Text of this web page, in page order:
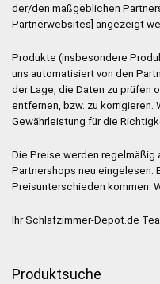
der/den maßgeblichen
Partnerwebsites] angezeigt
Produkte (insbesondere
uns automatisiert von den
der Lage, die Daten zu prüfen
entfernen, bzw. zu korrigieren.
Gewährleistung für die
Die Preise werden regelmäßig
Partnershops neu eingelesen.
Preisunterschieden kommen.
Ihr Schlafzimmer-Depot.de
Produktsuche